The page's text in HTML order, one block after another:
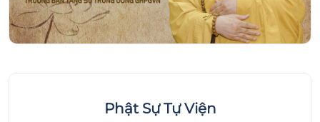
Phật Sự Tự Viện